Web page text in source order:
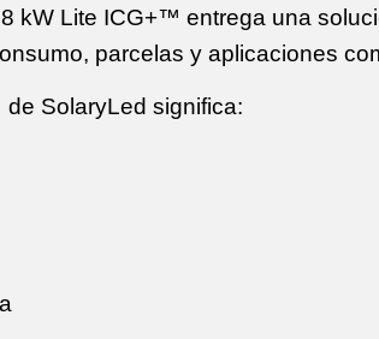
kW Lite ICG+™ entrega una
parcelas y aplicaciones
SolaryLed significa: